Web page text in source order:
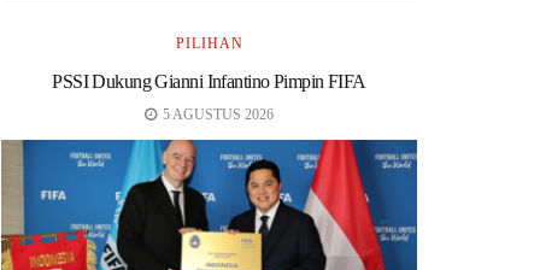
PILIHAN
PSSI Dukung Gianni Infantino Pimpin FIFA
5 AGUSTUS 2026